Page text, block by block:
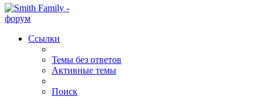
Ссылки
Темы без ответов
Активные темы
Поиск